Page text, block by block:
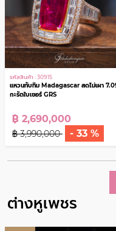
฿ 129,000
NEW
฿ 2,690,000
฿ 3,990,000 - 33 %